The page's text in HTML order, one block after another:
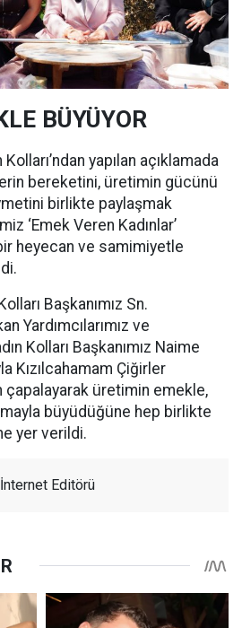
BÜYÜYOR
yapılan açıklamada
bereketini, üretimin gücünü
birlikte paylaşmak
‘Emek Veren Kadınlar’
heyecan ve samimiyetle
Başkanımız Sn.
Yardımcılarımız ve
Kolları Başkanımız Naime
Kızılcahamam Çiğirler
üretimin emekle,
büyüdüğüne hep birlikte
yer verildi.
İnternet Editörü